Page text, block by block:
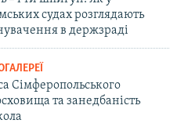
судах розглядають
в держзраді
Сімферопольського
та занедбаність